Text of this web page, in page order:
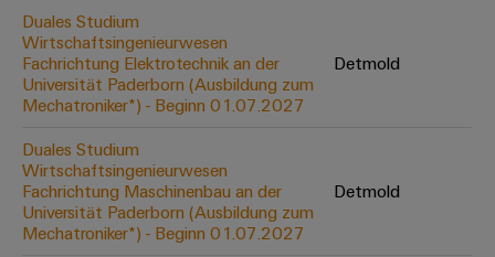
Schlüsseltechnologie
für
die
Energiewende
Effizienter
Betrieb
von
Windparks
Cabinet
Infrastructure
Assemblierungsservice
Bestückte
Klemmenleisten
Duales Studium
Wirtschaftsingenieurwesen
Fachrichtung Elektrotechnik an der
Universität Paderborn (Ausbildung zum
Mechatroniker*) - Beginn 01.07.2027
Detmold
Duales Studium
Wirtschaftsingenieurwesen
Fachrichtung Maschinenbau an der
Universität Paderborn (Ausbildung zum
Mechatroniker*) - Beginn 01.07.2027
Detmold